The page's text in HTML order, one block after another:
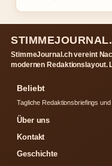
StimmeJournal.ch vereint
modernen Redaktionslayout.
Beliebt
Tagliche Redaktionsbriefings
Über uns
Kontakt
Geschichte